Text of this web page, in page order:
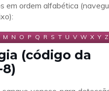
em ordem alfabética
M N O P Q R S T U V W X Y Z
(código da